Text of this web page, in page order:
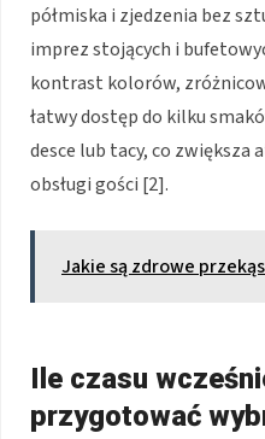
półmiska i zjedzenia bez
imprez stojących i
kontrast kolorów,
łatwy dostęp do kilku
desce lub tacy, co
obsługi gości [2].
Jakie są zdrowe
Ile czasu
przygotować